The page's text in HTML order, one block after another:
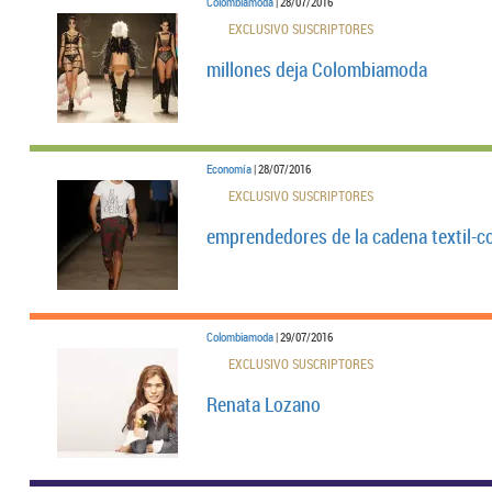
EXCLUSIVO SUSCRIPTORES
millones deja Colombiamoda
Economía| 28/07/2016
EXCLUSIVO SUSCRIPTORES
emprendedores de la cadena textil-
Colombiamoda| 29/07/2016
EXCLUSIVO SUSCRIPTORES
Renata Lozano